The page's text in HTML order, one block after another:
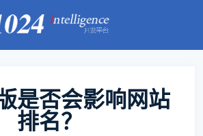
是否会影响网站
排名？